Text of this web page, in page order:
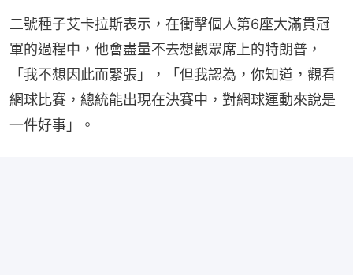
二號種子艾卡拉斯表示，在衝擊個人第6座大滿貫冠
軍的過程中，他會盡量不去想觀眾席上的特朗普，
「我不想因此而緊張」，「但我認為，你知道，觀看
網球比賽，總統能出現在決賽中，對網球運動來說是
一件好事」。